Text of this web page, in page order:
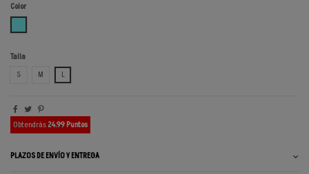
Color
Talla
S
M L
Obtendrás24.99 Puntos
PLAZOS DE ENVÍO Y ENTREGA